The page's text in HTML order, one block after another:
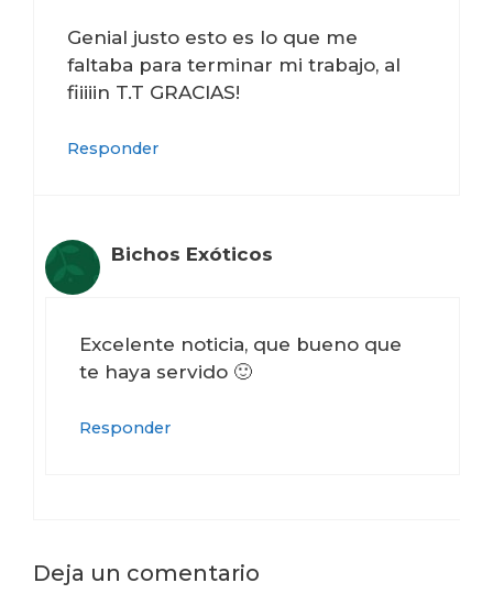
Genial justo esto es lo que me
faltaba para terminar mi trabajo, al
fiiiiin T.T GRACIAS!
Responder
Bichos Exóticos
Excelente noticia, que bueno que
te haya servido 🙂
Responder
Deja un comentario